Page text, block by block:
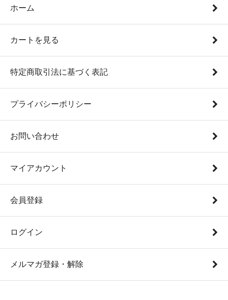
ホーム
カートを見る
特定商取引法に基づく表記
プライバシーポリシー
お問い合わせ
マイアカウント
会員登録
ログイン
メルマガ登録・解除